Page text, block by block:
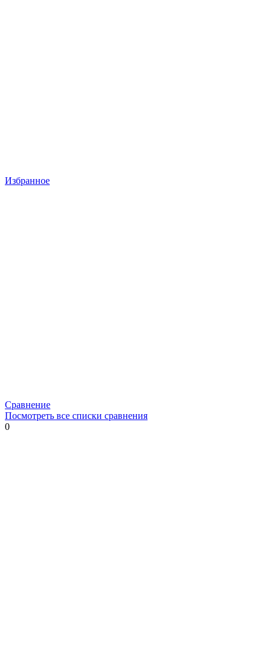
Избранное
Сравнение
Посмотреть все списки сравнения
0